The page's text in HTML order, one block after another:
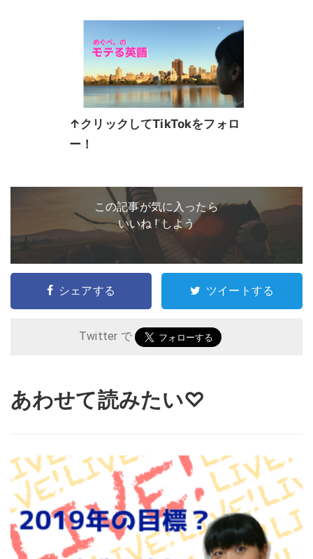
↑クリックしてTikTokをフォロ
ー！
この記事が気に入ったら
いいね ! しよう
シェアする ツイートする
Twitter で
あわせて読みたい♡